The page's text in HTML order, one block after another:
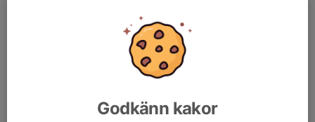
Godkänn kakor